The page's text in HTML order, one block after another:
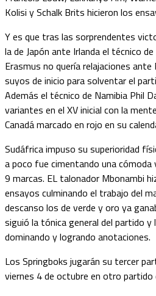
Kolisi ySchalk Brits hicieron los
Y es que tras las sorprendentes
la de Japón ante Irlanda el técnico
Erasmus no quería relajaciones
suyos de inicio para solventar el
Además el técnico de Namibia Phil
variantes en el XV inicial con la
Canadá marcado en rojo en su
Sudáfrica impuso su superioridad
a poco fue cimentando una
9 marcas. EL talonador Mbonambi
ensayos culminando el trabajo del
descanso los de verde y oro ya
siguió la tónica general del partido y
dominando y logrando anotaciones.
Los Springboks jugarán su tercer
viernes 4 de octubre en otro partido